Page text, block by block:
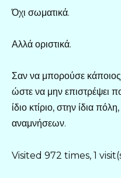
Όχι σωματικά.
Αλλά οριστικά.
Σαν να μπορούσε
ώστε να μην επιστρέψει
ίδιο κτίριο, στην ίδια
αναμνήσεων.
Visited 972 times, 1